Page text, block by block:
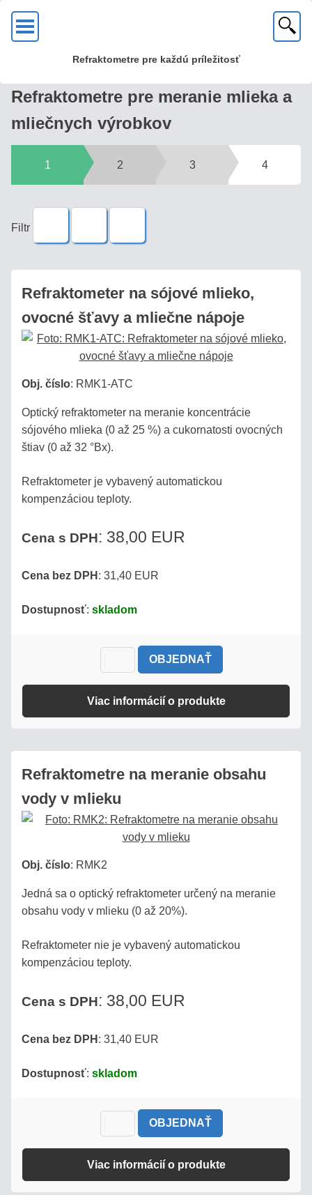
Refraktometre pre každú príležitosť
Refraktometre pre meranie mlieka a
mliečnych výrobkov
1 2 3 4
Filtr
Refraktometer na sójové mlieko,
ovocné šťavy a mliečne nápoje
Obj. číslo: RMK1-ATC
Optický refraktometer na meranie koncentrácie
sójového mlieka (0 až 25 %) a cukornatosti ovocných
štiav (0 až 32 °Bx).
Refraktometer je vybavený automatickou
kompenzáciou teploty.
Cena s DPH: 38,00 EUR
Cena bez DPH : 31,40 EUR
Dostupnosť: skladom
OBJEDNAŤ
Viac informácií o produkte
Refraktometre na meranie obsahu
vody v mlieku
Obj. číslo: RMK2
Jedná sa o optický refraktometer určený na meranie
obsahu vody v mlieku (0 až 20%).
Refraktometer nie je vybavený automatickou
kompenzáciou teploty.
Cena s DPH: 38,00 EUR
Cena bez DPH : 31,40 EUR
Dostupnosť: skladom
OBJEDNAŤ
Viac informácií o produkte
nás
zakúpite
kvalitné
s mosadznou
a
sklenenou
Pozrite
náhrady!
MED
VÍNO
DESTILÁTY
PÁLENKY
AUTOMOBILY
INDEX
ROZTOKY,
SOĽANKY
MLIEKO
MLIEČNE
NA
REFRAKTOMETRE
DIGITÁLNE
REFRAKTOMETRE
MISCO